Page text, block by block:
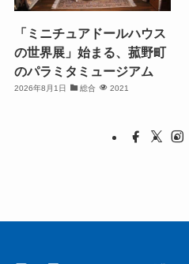
「ミニチュアドールハウス
の世界展」始まる、菰野町
のパラミタミュージアム
2026年8月1日 総合 2021